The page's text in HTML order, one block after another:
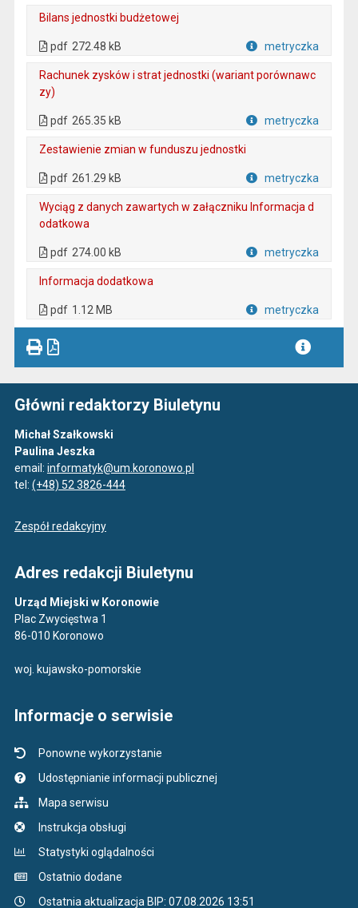
Bilans jednostki budżetowej
pdf 272.48 kB metryczka
Rachunek zysków i strat jednostki (wariant porównawc
zy)
pdf 265.35 kB metryczka
Zestawienie zmian w funduszu jednostki
pdf 261.29 kB metryczka
Wyciąg z danych zawartych w załączniku Informacja d
odatkowa
pdf 274.00 kB metryczka
Informacja dodatkowa
pdf 1.12 MB metryczka
Główni redaktorzy Biuletynu
Michał Szałkowski
Paulina Jeszka
email: informatyk@um.koronowo.pl
tel: (+48) 52 3826-444
Zespół redakcyjny
Adres redakcji Biuletynu
Urząd Miejski w Koronowie
Plac Zwycięstwa 1
86-010 Koronowo
woj. kujawsko-pomorskie
Informacje o serwisie
Ponowne wykorzystanie
Udostępnianie informacji publicznej
Mapa serwisu
Instrukcja obsługi
Statystyki oglądalności
Ostatnio dodane
Ostatnia aktualizacja BIP: 07.08.2026 13:51